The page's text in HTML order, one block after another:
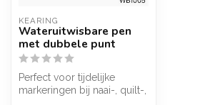
KEARING
Wateruitwisbare pen
met dubbele punt
Perfect voor tijdelijke
markeringen bij naai-, quilt-,